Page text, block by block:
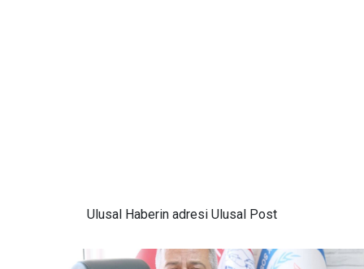
Ulusal Haberin adresi Ulusal Post